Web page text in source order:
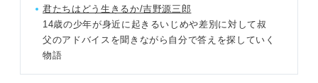
君たちはどう生きるか/吉野源三郎
14歳の少年が身近に起きるいじめや差別に対して叔
父のアドバイスを聞きながら自分で答えを探していく
物語